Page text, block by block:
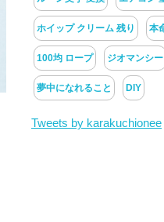
ホイップ クリーム 残り 本
100均 ロープ ジオマンシー
夢中になれること DIY
Tweets by karakuchionee